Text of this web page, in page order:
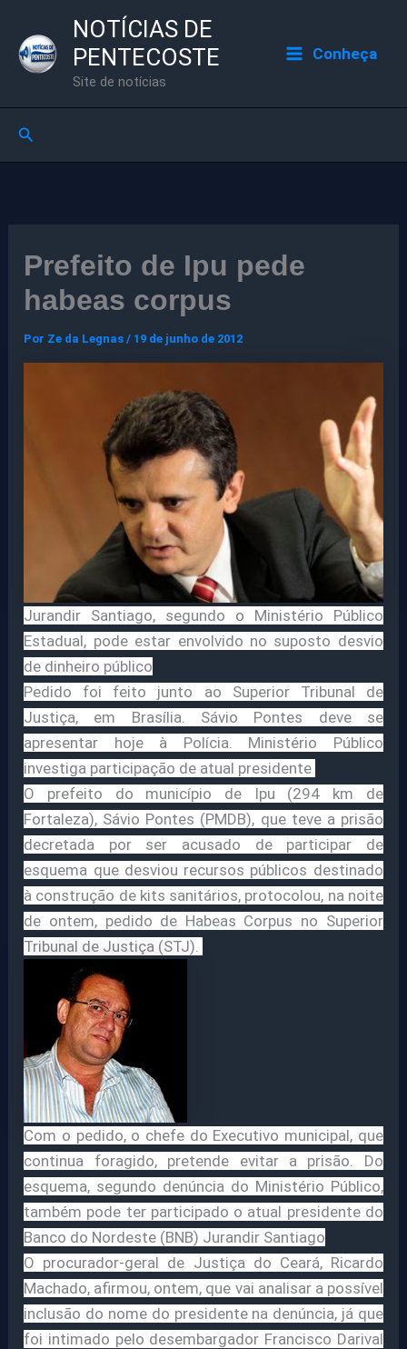
para
NOTÍCIAS DE
PENTECOSTE
Site de notícias
Conheça
Pesquisar
Prefeito de Ipu pede
habeas corpus
Por Ze da Legnas/ 19 de junho de 2012
Jurandir Santiago, segundo o Ministério Público
Estadual, pode estar envolvido no suposto desvio
de dinheiro público
Pedido foi feito junto ao Superior Tribunal de
Justiça, em Brasília. Sávio Pontes deve se
apresentar hoje à Polícia. Ministério Público
investiga participação de atual presidente
O prefeito do município de Ipu (294 km de
Fortaleza), Sávio Pontes (PMDB), que teve a prisão
decretada por ser acusado de participar de
esquema que desviou recursos públicos destinado
à construção de kits sanitários, protocolou, na noite
de ontem, pedido de Habeas Corpus no Superior
Tribunal de Justiça (STJ).
Com o pedido, o chefe do Executivo municipal, que
continua foragido, pretende evitar a prisão. Do
esquema, segundo denúncia do Ministério Público,
também pode ter participado o atual presidente do
Banco do Nordeste (BNB) Jurandir Santiago
O procurador-geral de Justiça do Ceará, Ricardo
Machado, afirmou, ontem, que vai analisar a possível
inclusão do nome do presidente na denúncia, já que
foi intimado pelo desembargador Francisco Darival